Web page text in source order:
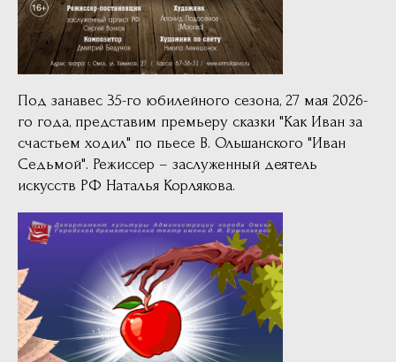
Под занавес 35-го юбилейного сезона, 27 мая 2026-
го года, представим премьеру сказки "Как Иван за
счастьем ходил" по пьесе В. Ольшанского "Иван
Седьмой". Режиссер – заслуженный деятель
искусств РФ Наталья Корлякова.